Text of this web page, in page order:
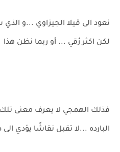
نعود الى ڤيلا الجيزاوي ...و
لكن اكثر رُقي ... أو ربما نظن هذا
فذلك الهمجي لا يعرف معنى تلك
البارده ...لا تقبل نقاشًا يؤدي